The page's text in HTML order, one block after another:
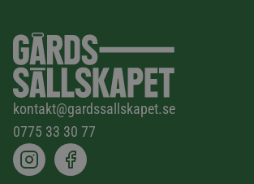
kontakt@gardssallskapet.se
0775 33 30 77